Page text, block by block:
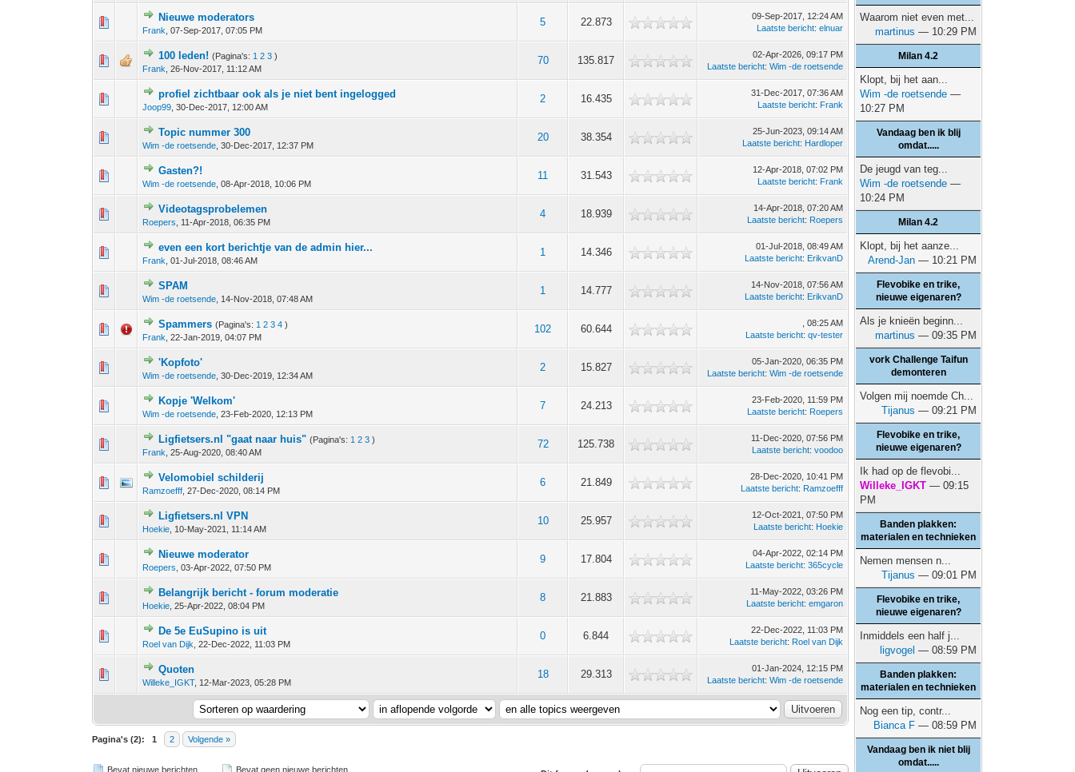
Nieuwe moderators
Frank ,07-Sep-2017, 07:05 PM
5 22.873
0 stem - 0 van 5 gemiddeld
1234
09-Sep-2017, 12:24 AM
Laatste bericht:elnuar
100 leden! (Pagina's: 1 2 3 )
Frank ,26-Nov-2017, 11:12 AM
70 135.817
0 stem - 0 van 5 gemiddeld
123 4 5
02-Apr-2026, 09:17 PM
Laatste bericht:Wim -de roetsende
profiel zichtbaar ook als je niet bent ingelogged
Joop99 ,30-Dec-2017, 12:00 AM
2 16.435
0 stem - 0 van 5 gemiddeld
1 2345
31-Dec-2017, 07:36 AM
Laatste bericht: Frank
Topic nummer 300
Wim -de roetsende ,30-Dec-2017, 12:37 PM
20 38.354
0 stem - 0 van 5 gemiddeld
123
25-Jun-2023, 09:14 AM
Laatste bericht: Hardloper
Gasten?!
Wim -de roetsende ,08-Apr-2018, 10:06 PM
11 31.543
0 stem - 0 van 5 gemiddeld
12-Apr-2018, 07:02 PM
Laatste bericht: Frank
Videotagsprobelemen
Roepers 11-Apr-2018, 06:35 PM
4 18.939
0 stem - 0 van 5 gemiddeld
12345
14-Apr-2018, 07:20 AM
Laatste bericht: Roepers
even een kort berichtje van de admin hier...
Frank ,01-Jul-2018, 08:46 AM
1 14.346
0 stem - 0 van 5 gemiddeld
12 345
01-Jul-2018, 08:49 AM
Laatste bericht: ErikvanD
SPAM
Wim -de roetsende 14-Nov-2018, 07:48 AM
1 14.777
0 stem - 0 van 5 gemiddeld
14-Nov-2018, 07:56 AM
Laatste bericht: ErikvanD
Spammers (Pagina's: 1 2 3 4 )
Frank ,22-Jan-2019, 04:07 PM
102 60.644
0 stem - 0 van 5 gemiddeld
12345
, 08:25 AM
Laatste bericht:qv-tester
'Kopfoto'
Wim -de roetsende ,30-Dec-2019, 12:34 AM
2 15.827
0 stem - 0 van 5 gemiddeld
05-Jan-2020, 06:35 PM
Laatste bericht:Wim -de roetsende
Kopje 'Welkom'
Wim -de roetsende ,23-Feb-2020, 12:13 PM
7 24.213
0 stem - 0 van 5 gemiddeld
23-Feb-2020, 11:59 PM
Laatste bericht: Roepers
Ligfietsers.nl "gaat naar huis" (Pagina's: 1 2 3 )
Frank ,25-Aug-2020, 08:40 AM
72 125.738
0 stem - 0 van 5 gemiddeld
12345
11-Dec-2020, 07:56 PM
Laatste bericht:voodoo
Velomobiel schilderij
Ramzoefff ,27-Dec-2020, 08:14 PM
6 21.849
0 stem - 0 van 5 gemiddeld
1234 5
28-Dec-2020, 10:41 PM
Laatste bericht: Ramzoefff
Ligfietsers.nl VPN
Hoekie 10-May-2021, 11:14 AM
10 25.957
0 stem - 0 van 5 gemiddeld
1 23
12-Oct-2021, 07:50 PM
Laatste bericht: Hoekie
Nieuwe moderator
Roepers ,03-Apr-2022, 07:50 PM
9 17.804
0 stem - 0 van 5 gemiddeld
123
04-Apr-2022, 02:14 PM
Laatste bericht:365cycle
Belangrijk bericht - forum moderatie
Hoekie ,25-Apr-2022, 08:04 PM
8 21.883
0 stem - 0 van 5 gemiddeld
12345
11-May-2022, 03:26 PM
Laatste bericht:emgaron
De 5e EuSupino is uit
Roel van Dijk ,22-Dec-2022, 11:03 PM
0 6.844
0 stem - 0 van 5 gemiddeld
1 23 45
22-Dec-2022, 11:03 PM
Laatste bericht: Roel van Dijk
Quoten
Willeke_IGKT, 12-Mar-2023, 05:28 PM
18 29.313
0 stem - 0 van 5 gemiddeld
01-Jan-2024, 12:15 PM
Laatste bericht:Wim -de roetsende
Pagina's (2): 1 2 Volgende »
Bevat nieuwe berichten Bevat geen nieuwe berichten
Waarom niet even met...
martinus — 10:29 PM
Milan 4.2
Klopt, bij het aan...
Wim -de roetsende —
10:27 PM
Vandaag ben ik blij
omdat.....
De jeugd van teg...
Wim -de roetsende —
10:24 PM
Milan 4.2
Klopt, bij het aanze...
Arend-Jan — 10:21 PM
Flevobike en trike,
nieuwe eigenaren?
Als je knieën beginn...
martinus — 09:35 PM
vork Challenge Taifun
demonteren
Volgen mij noemde Ch...
Tijanus — 09:21 PM
Flevobike en trike,
nieuwe eigenaren?
Ik had op de flevobi...
Willeke_IGKT — 09:15
PM
Banden plakken:
materialen en technieken
Nemen mensen n...
Tijanus — 09:01 PM
Flevobike en trike,
nieuwe eigenaren?
Inmiddels een half j...
ligvogel — 08:59 PM
Banden plakken:
materialen en technieken
Nog een tip, contr...
Bianca F — 08:59 PM
Vandaag ben ik niet blij
omdat.....